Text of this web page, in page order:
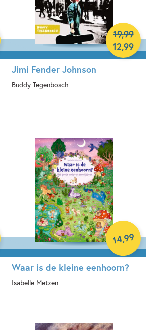
Jimi Fender Johnson
Buddy Tegenbosch
19,99
12,99
Waar is de kleine eenhoorn?
Isabelle Metzen
14,99